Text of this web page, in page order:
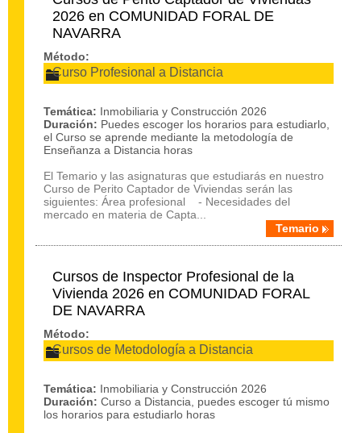
2026 en COMUNIDAD FORAL DE
NAVARRA
Método:
Curso Profesional a Distancia
Temática: Inmobiliaria y Construcción 2026
Duración: Puedes escoger los horarios para estudiarlo,
el Curso se aprende mediante la metodología de
Enseñanza a Distancia horas
El Temario y las asignaturas que estudiarás en nuestro
Curso de Perito Captador de Viviendas serán las
siguientes: Área profesional - Necesidades del
mercado en materia de Capta...
Temario
Cursos de Inspector Profesional de la
Vivienda 2026 en COMUNIDAD FORAL
DE NAVARRA
Método:
Cursos de Metodología a Distancia
Temática: Inmobiliaria y Construcción 2026
Duración: Curso a Distancia, puedes escoger tú mismo
los horarios para estudiarlo horas